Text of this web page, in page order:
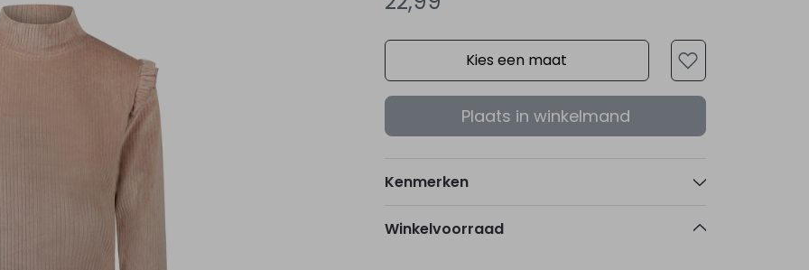
Kies een maat
Plaats in winkelmand
Kenmerken
Winkelvoorraad